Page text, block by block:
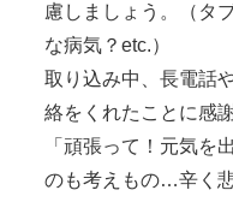
慮しましょう。（タ
な病気？etc.）
取り込み中、長電話
絡をくれたことに感
「頑張って！元気を
のも考えもの…辛く